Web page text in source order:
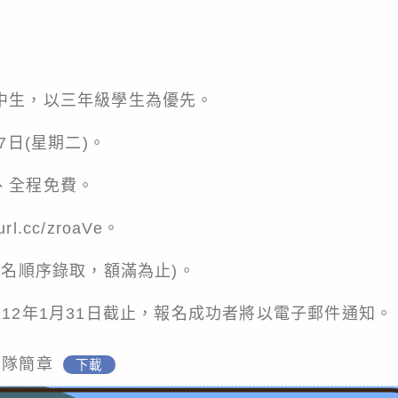
，以三年級學生為優先。
(星期二)。
程免費。
zroaVe 。
順序錄取，額滿為止)。
年1月31日截止，報名成功者將以電子郵件通知。
簡章 下載